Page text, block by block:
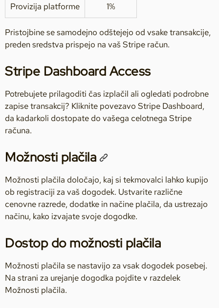
Provizija platforme 1%
Pristojbine se samodejno odštejejo od vsake transakcije,
preden sredstva prispejo na vaš Stripe račun.
Stripe Dashboard Access
Potrebujete prilagoditi čas izplačil ali ogledati podrobne
zapise transakcij? Kliknite povezavo Stripe Dashboard,
da kadarkoli dostopate do vašega celotnega Stripe
računa.
Možnosti plačila
Možnosti plačila določajo, kaj si tekmovalci lahko kupijo
ob registraciji za vaš dogodek. Ustvarite različne
cenovne razrede, dodatke in načine plačila, da ustrezajo
načinu, kako izvajate svoje dogodke.
Dostop do možnosti plačila
Možnosti plačila se nastavijo za vsak dogodek posebej.
Na strani za urejanje dogodka pojdite v razdelek
Možnosti plačila.